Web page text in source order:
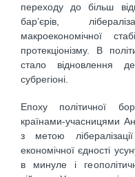
переходу до більш
бар’єрів,
макроекономічної
протекціонізму. В
стало відновлення
субрегіоні.
Епоху політичної
країнами-учасницями
з метою
економічної єдності
в минуле і